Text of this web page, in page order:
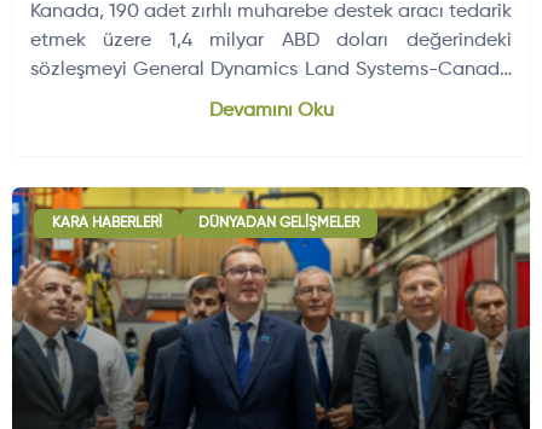
Kanada, 190 adet zırhlı muharebe destek aracı tedarik
etmek üzere 1,4 milyar ABD doları değerindeki
sözleşmeyi General Dynamics Land Systems-Canada
Devamını Oku
KARA HABERLERI DÜNYADAN GELIŞMELER